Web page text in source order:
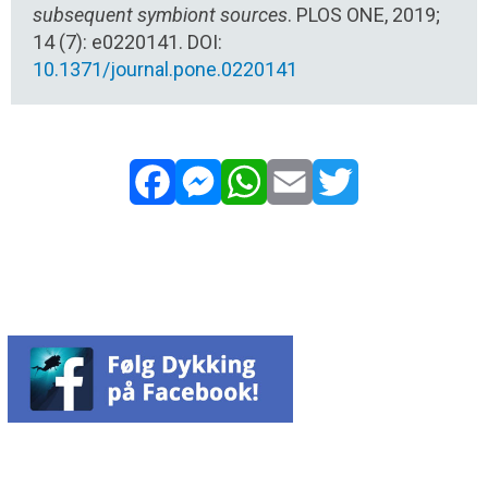
subsequent symbiont sources. PLOS ONE, 2019;
14 (7): e0220141. DOI:
10.1371/journal.pone.0220141